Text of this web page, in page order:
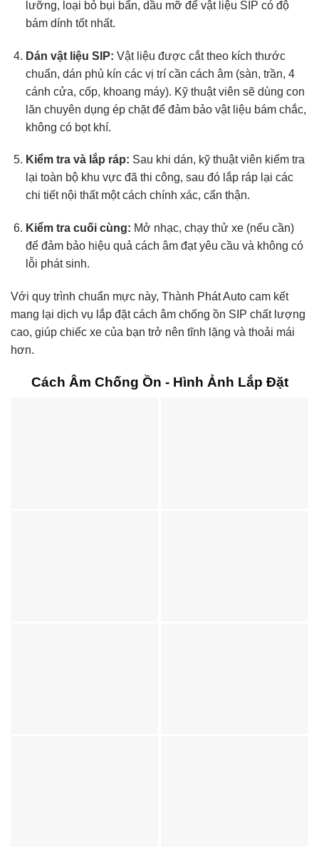
lưỡng, loại bỏ bụi bẩn, dầu mỡ để vật liệu SIP có độ
bám dính tốt nhất.
Dán vật liệu SIP: Vật liệu được cắt theo kích thước
chuẩn, dán phủ kín các vị trí cần cách âm (sàn, trần, 4
cánh cửa, cốp, khoang máy). Kỹ thuật viên sẽ dùng con
lăn chuyên dụng ép chặt để đảm bảo vật liệu bám chắc,
không có bọt khí.
Kiểm tra và lắp ráp: Sau khi dán, kỹ thuật viên kiểm tra
lại toàn bộ khu vực đã thi công, sau đó lắp ráp lại các
chi tiết nội thất một cách chính xác, cẩn thận.
Kiểm tra cuối cùng: Mở nhạc, chạy thử xe (nếu cần)
để đảm bảo hiệu quả cách âm đạt yêu cầu và không có
lỗi phát sinh.
Với quy trình chuẩn mực này, Thành Phát Auto cam kết
mang lại dịch vụ lắp đặt cách âm chống ồn SIP chất lượng
cao, giúp chiếc xe của bạn trở nên tĩnh lặng và thoải mái
hơn.
Cách Âm Chống Ồn - Hình Ảnh Lắp Đặt